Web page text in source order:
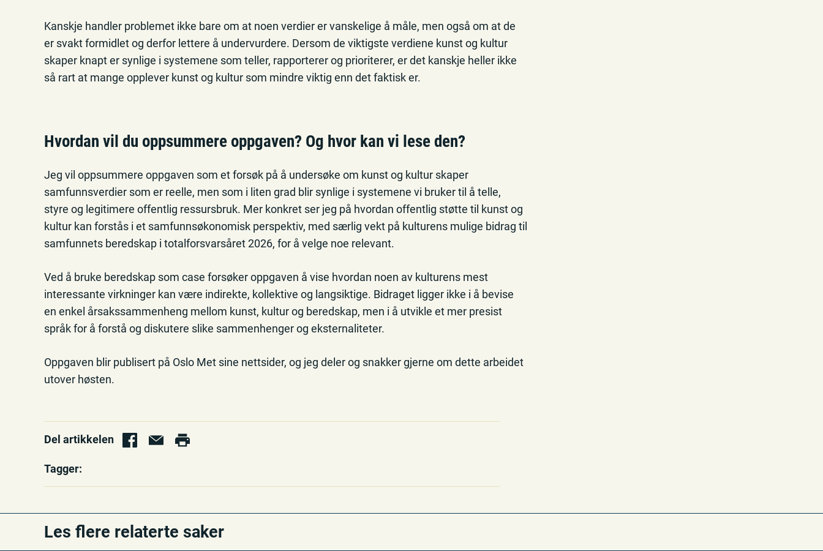
Kanskje handler problemet ikke bare om at noen verdier er vanskelige å måle, men også om at de
er svakt formidlet og derfor lettere å undervurdere. Dersom de viktigste verdiene kunst og kultur
skaper knapt er synlige i systemene som teller, rapporterer og prioriterer, er det kanskje heller ikke
så rart at mange opplever kunst og kultur som mindre viktig enn det faktisk er.
Hvordan vil du oppsummere oppgaven? Og hvor kan vi lese den?
Jeg vil oppsummere oppgaven som et forsøk på å undersøke om kunst og kultur skaper
samfunnsverdier som er reelle, men som i liten grad blir synlige i systemene vi bruker til å telle,
styre og legitimere offentlig ressursbruk. Mer konkret ser jeg på hvordan offentlig støtte til kunst og
kultur kan forstås i et samfunnsøkonomisk perspektiv, med særlig vekt på kulturens mulige bidrag til
samfunnets beredskap i totalforsvarsåret 2026, for å velge noe relevant.
Ved å bruke beredskap som case forsøker oppgaven å vise hvordan noen av kulturens mest
interessante virkninger kan være indirekte, kollektive og langsiktige. Bidraget ligger ikke i å bevise
en enkel årsakssammenheng mellom kunst, kultur og beredskap, men i å utvikle et mer presist
språk for å forstå og diskutere slike sammenhenger og eksternaliteter.
Oppgaven blir publisert på Oslo Met sine nettsider, og jeg deler og snakker gjerne om dette arbeidet
utover høsten.
Del artikkelen
Tagger:
Les flere relaterte saker